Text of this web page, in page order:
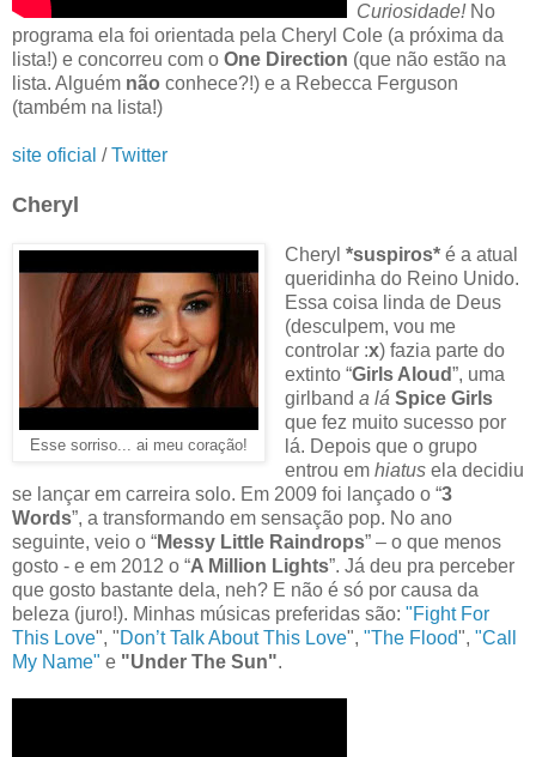
Curiosidade!No
programa ela foi orientada pela Cheryl Cole (a próxima da
lista!) e concorreu com o One Direction (que não estão na
lista. Alguém não conhece?!) e a Rebecca Ferguson
(também na lista!)
site oficial /Twitter
Cheryl
Esse sorriso... ai meu coração!
Cheryl *suspiros*é a atual
queridinha do Reino Unido.
Essa coisa linda de Deus
(desculpem, vou me
controlar :x) fazia parte do
extinto “Girls Aloud”, uma
girlband a lá Spice Girls
que fez muito sucesso por
lá. Depois que o grupo
entrou em hiatus ela decidiu
se lançar em carreira solo. Em 2009 foi lançado o “3
Words”, a transformando em sensação pop. No ano
seguinte, veio o “Messy Little Raindrops” – o que menos
gosto - e em 2012 o “A Million Lights”. Já deu pra perceber
que gosto bastante dela, neh? E não é só por causa da
beleza (juro!). Minhas músicas preferidas são: "Fight For
This Love", "Don’t Talk About This Love", "The Flood", "Call
My Name" e "Under The Sun".